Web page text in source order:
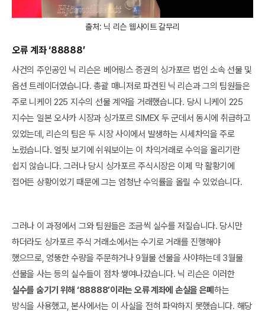
출처: 닉 리슨 웹사이트 갈무리
오류 계좌 ‘88888’
사건의 주인공인 닉 리슨은 베어링스 증권의 싱가포르 법인 소속 선물 및
옵션 트레이더였습니다. 총괄 매니저로 파견된 닉 리슨과 그의 팀원들은
주로 니케이 225 지수의 선물 계약을 거래했습니다. 당시 니케이 225
지수는 일본 오사카 시장과 싱가포르 SIMEX 두 군데서 동시에 취급하고
있었는데, 리슨의 팀은 두 시장 사이에서 발생하는 시세차익을 주로
노렸습니다. 얼핏 보기에 쉬워보이는 이 차익거래로 수익을 올리기란
쉽지 않습니다. 그러나 당시 싱가포르 주식시장은 이제 막 활황기에
접어든 상황이었기 때문에 그는 엄청난 수익률을 올릴 수 있었습니다.
그러나 이 과정에서 그와 팀원들은 조금씩 실수를 저질습니다. 당시만
하더라도 싱가포르 주식 거래소에서는 수기로 거래를 진행해야
했으므로, 엉뚱한 수량을 주문하거나 9월물 선물을 사야하는데 3월물
선물을 사는 등의 실수들이 점차 쌓여나갔습니다. 닉 리슨은 이러한
실수를 숨기기 위해 ‘88888’이라는 오류 계좌에 손실을 은폐하는
방식을 사용했고, 본사에서는 이 사실을 전혀 파악하지 못했습니다. 해당